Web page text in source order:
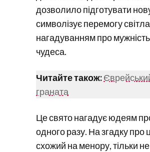
дозволило підготувати
символізує перемогу
нагадуванням про мужність
чудеса.
Читайте також:
граната
Це свято нагадує юдеям
одного разу. На згадку про
схожий на менору, тільки не